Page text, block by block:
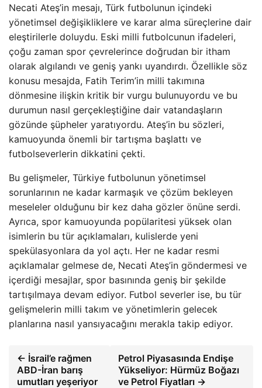
Necati Ateş’in mesajı, Türk futbolunun içindeki
yönetimsel değişikliklere ve karar alma süreçlerine dair
eleştirilerle doluydu. Eski milli futbolcunun ifadeleri,
çoğu zaman spor çevrelerince doğrudan bir itham
olarak algılandı ve geniş yankı uyandırdı. Özellikle söz
konusu mesajda, Fatih Terim’in milli takımına
dönmesine ilişkin kritik bir vurgu bulunuyordu ve bu
durumun nasıl gerçekleştiğine dair vatandaşların
gözünde şüpheler yaratıyordu. Ateş’in bu sözleri,
kamuoyunda önemli bir tartışma başlattı ve
futbolseverlerin dikkatini çekti.
Bu gelişmeler, Türkiye futbolunun yönetimsel
sorunlarının ne kadar karmaşık ve çözüm bekleyen
meseleler olduğunu bir kez daha gözler önüne serdi.
Ayrıca, spor kamuoyunda popülaritesi yüksek olan
isimlerin bu tür açıklamaları, kulislerde yeni
spekülasyonlara da yol açtı. Her ne kadar resmi
açıklamalar gelmese de, Necati Ateş’in göndermesi ve
içerdiği mesajlar, spor basınında geniş bir şekilde
tartışılmaya devam ediyor. Futbol severler ise, bu tür
gelişmelerin milli takım ve yönetimlerin gelecek
planlarına nasıl yansıyacağını merakla takip ediyor.
← İsrail’e rağmen
ABD-İran barış
umutları yeşeriyor
Petrol Piyasasında Endişe
Yükseliyor: Hürmüz Boğazı
ve Petrol Fiyatları →